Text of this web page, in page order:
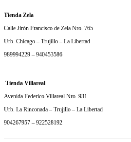
Tienda Zela
Calle Jirón Francisco de Zela Nro. 765
Urb. Chicago – Trujillo – La Libertad
989994229 – 940453586
Tienda Villareal
Avenida Federico Villareal Nro. 931
Urb. La Rinconada – Trujillo – La Libertad
904267957 – 922528192